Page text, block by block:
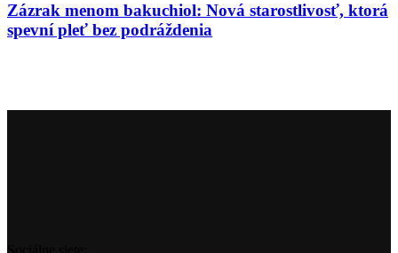
Zázrak menom bakuchiol: Nová starostlivosť, ktorá
spevní pleť bez podráždenia